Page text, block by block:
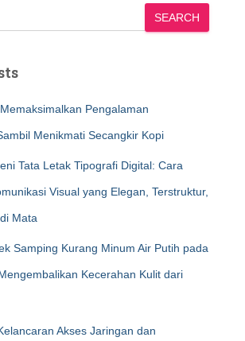
SEARCH
Pengalaman
Menikmati Secangkir Kopi
Tata Letak Tipografi Digital: Cara
Visual yang Elegan, Terstruktur,
Mata
Samping Kurang Minum Air Putih pada
Kecerahan Kulit dari
Akses Jaringan dan